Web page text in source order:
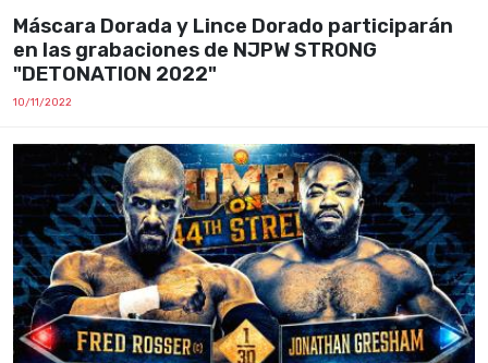
Máscara Dorada y Lince Dorado participarán
en las grabaciones de NJPW STRONG
"DETONATION 2022"
10/11/2022